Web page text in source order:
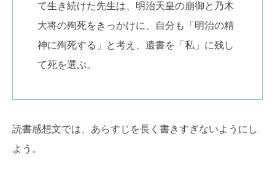
て生き続けた先生は、明治天皇の崩御と乃木
大将の殉死をきっかけに、自分も「明治の精
神に殉死する」と考え、遺書を「私」に残し
て死を選ぶ。
読書感想文では、あらすじを長く書きすぎないようにし
よう。